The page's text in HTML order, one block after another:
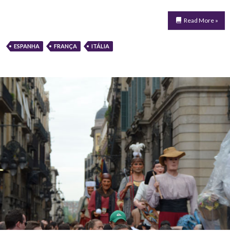
Read More »
ESPANHA FRANÇA ITÁLIA